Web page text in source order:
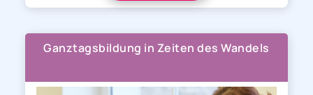
Ganztagsbildung in Zeiten des Wandels